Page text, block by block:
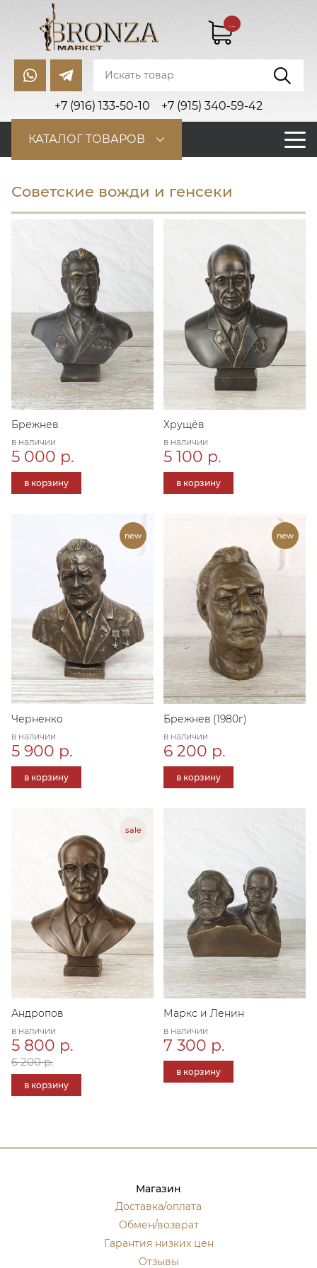
+7 (916) 133-50-10 +7 (915) 340-59-42
...
КАТАЛОГ ТОВАРОВ
Советские вожди и генсеки
Брежнев
в наличии
5 000 р.
в корзину
Хрущёв
в наличии
5 100 р.
в корзину
Черненко
в наличии
5 900 р.
в корзину
Брежнев (1980г)
в наличии
6 200 р.
в корзину
Андропов
в наличии
5 800 р.
6 200 р.
в корзину
Маркс и Ленин
в наличии
7 300 р.
в корзину
Магазин
Доставка/оплата
Обмен/возврат
Гарантия низких цен
Отзывы